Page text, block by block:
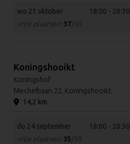
wo 21 oktober
18:00 - 20:30
vrije plaatsen: 37/50
Koningshooikt
Koningshof
Mechelbaan 22, Koningshooikt
14,2 km
do 24 september
18:00 - 20:30
vrije plaatsen: 35/50